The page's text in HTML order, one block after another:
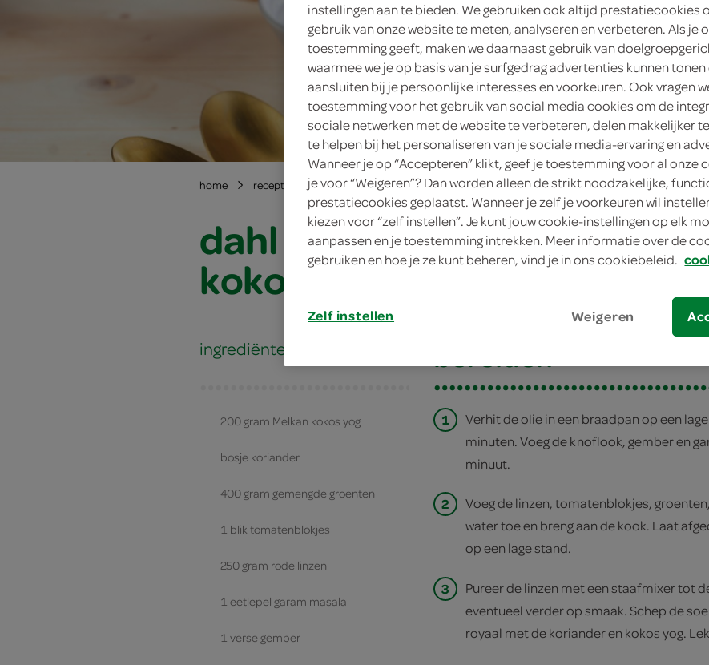
home recepten dahl met gemengde groenten en kokos yog
dahl met gemengde
kokos yog
ingrediënten
200 gram Melkan kokos yog
bosje koriander
400 gram gemengde groenten
1 blik tomatenblokjes
250 gram rode linzen
1 eetlepel garam masala
1 verse gember
bereiden
1
Verhit de olie in een braadpan op een
minuten. Voeg de knoflook, gember en
minuut.
2
Voeg de linzen, tomatenblokjes,
water toe en breng aan de kook. Laat
op een lage stand.
3
Pureer de linzen met een staafmixer tot
eventueel verder op smaak. Schep de
royaal met de koriander en kokos yog.
instellingen aan te bieden. We gebruiken ook altijd prestatiecookies
gebruik van onze website te meten, analyseren en verbeteren. Als je
toestemming geeft, maken we daarnaast gebruik van
waarmee we je op basis van je surfgedrag advertenties kunnen tonen
aansluiten bij je persoonlijke interesses en voorkeuren. Ook vragen
toestemming voor het gebruik van social media cookies om de
sociale netwerken met de website te verbeteren, delen makkelijker
te helpen bij het personaliseren van je sociale media-ervaring en
Wanneer je op “Accepteren” klikt, geef je toestemming voor al onze
je voor “Weigeren”? Dan worden alleen de strikt noodzakelijke,
prestatiecookies geplaatst. Wanneer je zelf je voorkeuren wil
kiezen voor “zelf instellen”. Je kunt jouw cookie-instellingen op elk
aanpassen en je toestemming intrekken. Meer informatie over de
gebruiken en hoe je ze kunt beheren, vind je in ons cookiebeleid.
Zelf instellen Weigeren